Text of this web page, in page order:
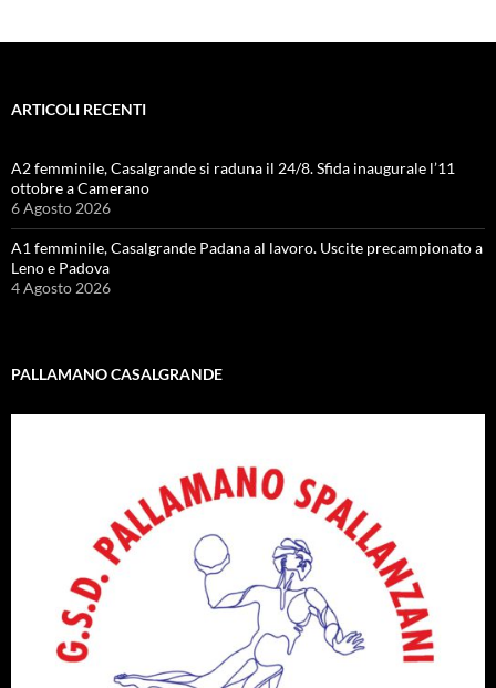
ARTICOLI RECENTI
A2 femminile, Casalgrande si raduna il 24/8. Sfida inaugurale l’11
ottobre a Camerano
6 Agosto 2026
A1 femminile, Casalgrande Padana al lavoro. Uscite precampionato a
Leno e Padova
4 Agosto 2026
PALLAMANO CASALGRANDE